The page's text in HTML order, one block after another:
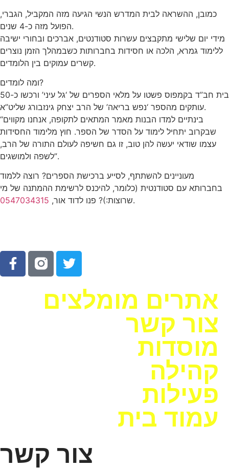
כמובן, ההשראה לבית המדרש הנשי הגיעה מזה המקביל, הגברי,
הפועל מזה כ-4 שנים.
מידי יום שלישי מתקבצים עשרות סטודנטים, אברכים ובחורי ישיבה
ללימוד גמרא, הלכה או חסידות בחברותות כשבמהלך הזמן נוצרים
קשרים עמוקים בין הלומדים.
ומה לומדים?
בית חב”ד בקמפוס פשטו על מלאי הספרים של ‘גל עיני’ ורכשו כ-50
עותקים מהספר ‘נפש בריאה’ של הרב יצחק גינזבורג שליט”א.
“בינתיים למדו הבנות מאמר המתאים לתקופה, אנחנו מקווים
שבקרוב יתחיל לימוד על הסדר של הספר. חוץ מלימוד החסידות
עצמו שודאי יעשה להן טוב, זו גם חשיפה לעולם התורה של הרב,
לשפה ולמושגים”.
מעוניינים להשתתף, לסייע ברכישת הספרים? רוצה ללמוד
בחברותא עם סטודנטית (כלומר, להיכנס לרשימת ההמתנה של מי
שרוצות:)? פנו לדוד אור, 0547034315 .
אתרים מומלצים
צור קשר
מוסדות
קהילה
פעילות
עמוד בית
צור קשר